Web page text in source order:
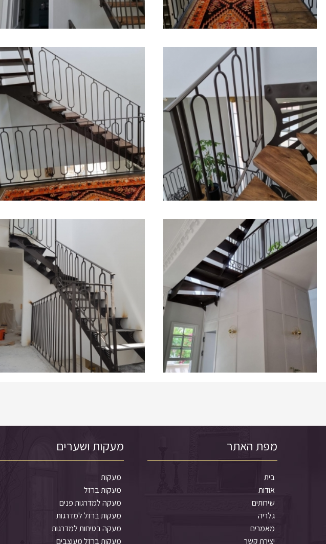
מפת האתר
בית
אודות
שירותים
גלריה
מאמרים
יצירת קשר
מעקות ושערים
מעקות
מעקות ברזל
מעקה למדרגות פנים
מעקות ברזל למדרגות
מעקה בטיחות למדרגות
מעקות ברזל מעוצבים